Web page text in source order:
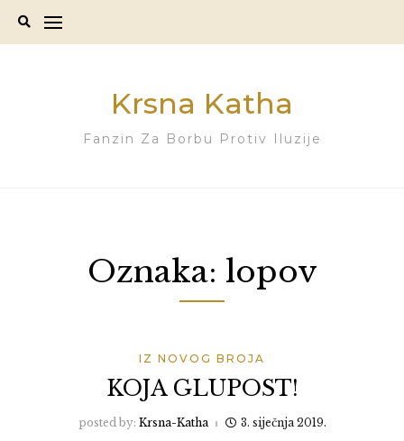
Krsna Katha
Fanzin Za Borbu Protiv Iluzije
Oznaka: lopov
IZ NOVOG BROJA
KOJA GLUPOST!
posted by: Krsna-Katha 3. siječnja 2019.